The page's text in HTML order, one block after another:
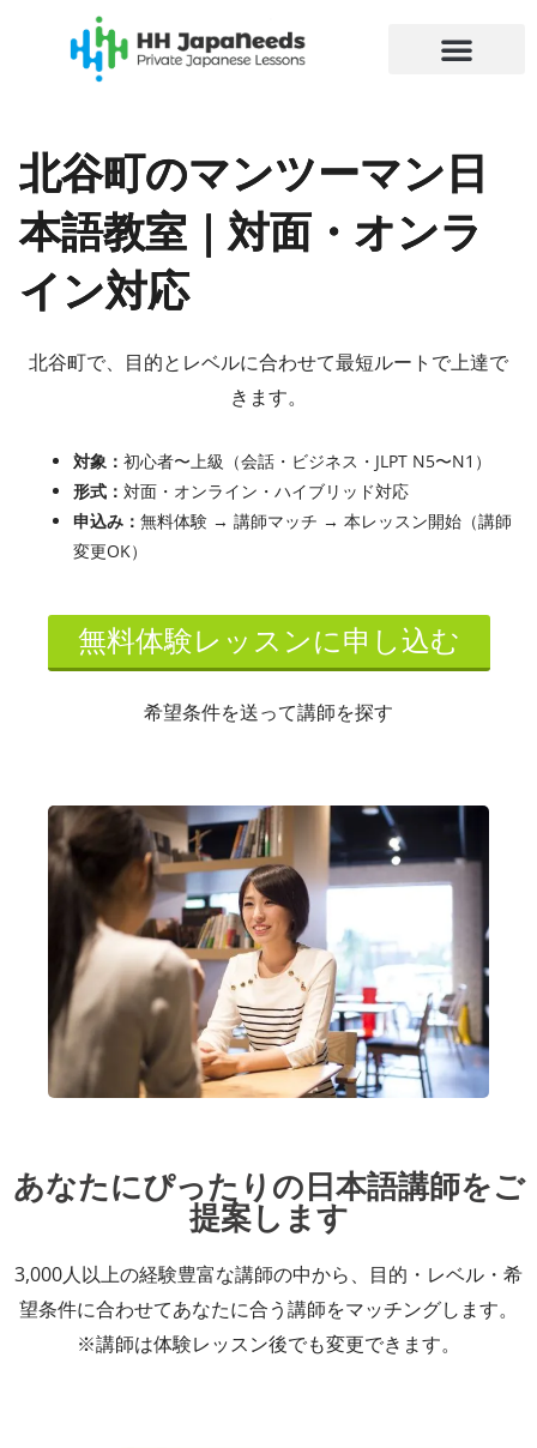
北谷町のマンツーマン日
本語教室｜対面・オンラ
イン対応
北谷町で、目的とレベルに合わせて最短ルートで上達で
きます。
対象：初心者〜上級（会話・ビジネス・JLPT N5〜N1）
形式：対面・オンライン・ハイブリッド対応
申込み：無料体験 → 講師マッチ → 本レッスン開始（講師
変更OK）
無料体験レッスンに申し込む
希望条件を送って講師を探す
あなたにぴったりの日本語講師をご
提案します
3,000人以上の経験豊富な講師の中から、目的・レベル・希
望条件に合わせてあなたに合う講師をマッチングします。
※講師は体験レッスン後でも変更できます。